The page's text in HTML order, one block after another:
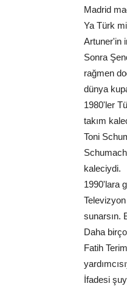
Madrid
Ya Türk
Artuner'in
Sonra
rağmen
dünya
1980'ler
takım
Toni
kaleciydi.
1990'lara
sunarsın.
Daha
Fatih
İfadesi